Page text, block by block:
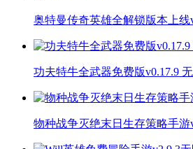
奥特曼传奇英雄全解锁版本上线
功夫特牛全武器免费版v0.17.9
物种战争灭绝末日生存策略手游